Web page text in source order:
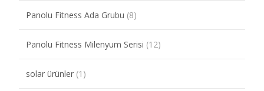
Panolu Fitness Ada Grubu (8)
Panolu Fitness Milenyum Serisi (12)
solar ürünler (1)